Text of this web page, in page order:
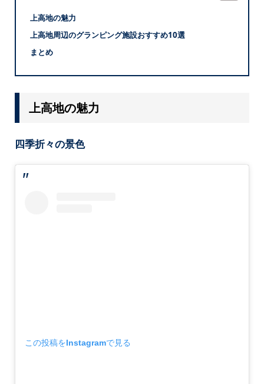
上高地の魅力
上高地周辺のグランピング施設おすすめ10選
まとめ
上高地の魅力
四季折々の景色
この投稿をInstagramで見る